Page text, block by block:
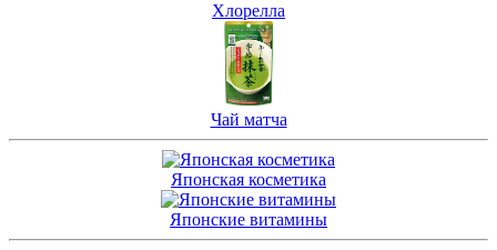
Хлорелла
Чай матча
Японская косметика
Японские витамины